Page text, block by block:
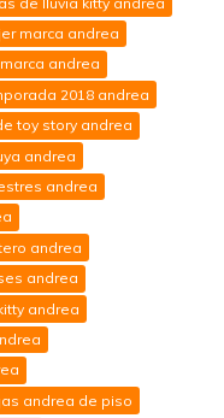
marca andrea
andrea
2018 andrea
toy story andrea
andrea
andrea
andrea
andrea
andrea
andrea de piso